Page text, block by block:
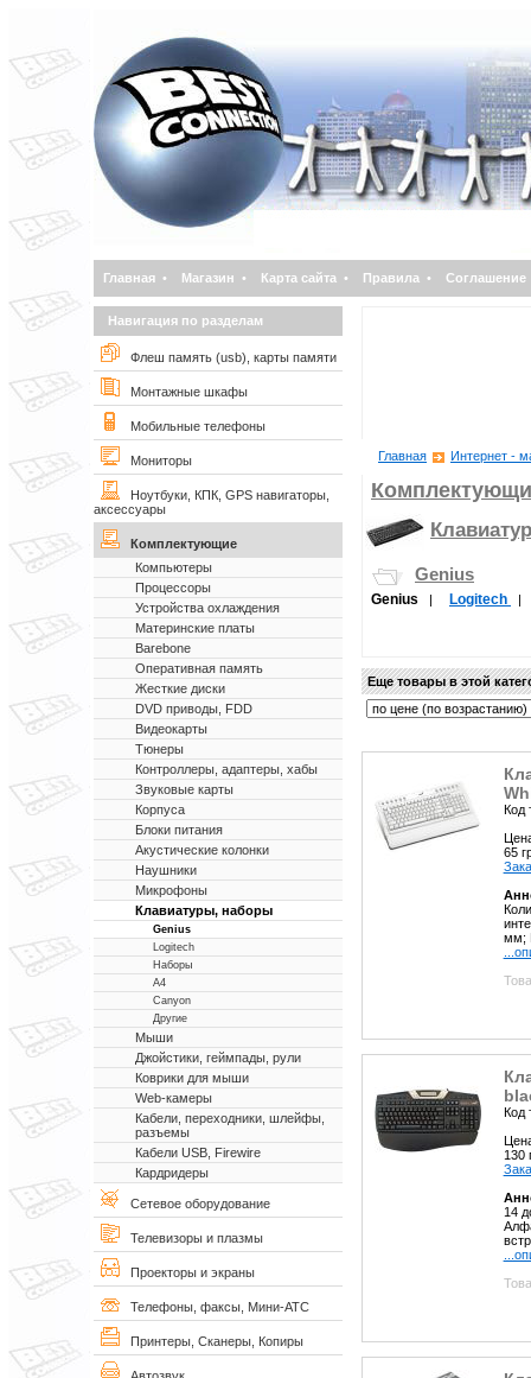
Главная • Магазин • Карта сайта • Правила • Соглашение
Навигация по разделам
Флеш память (usb), карты памяти
Монтажные шкафы
Мобильные телефоны
Мониторы
Ноутбуки, КПК, GPS навигаторы,
аксессуары
Комплектующие
Компьютеры
Процессоры
Устройства охлаждения
Материнские платы
Barebone
Оперативная память
Жесткие диски
DVD приводы, FDD
Видеокарты
Тюнеры
Контроллеры, адаптеры, хабы
Звуковые карты
Корпуса
Блоки питания
Акустические колонки
Наушники
Микрофоны
Клавиатуры, наборы
Genius
Logitech
Наборы
A4
Canyon
Другие
Мыши
Джойстики, геймпады, рули
Коврики для мыши
Web-камеры
Кабели, переходники, шлейфы,
разъемы
Кабели USB, Firewire
Кардридеры
Сетевое оборудование
Телевизоры и плазмы
Проекторы и экраны
Телефоны, факсы, Мини-АТС
Принтеры, Сканеры, Копиры
Главная Интернет -
Genius
Genius | Logitech |
Еще товары в этой
Код
65
мм;
Код
130
14